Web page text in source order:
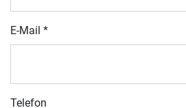
E-Mail *
Telefon